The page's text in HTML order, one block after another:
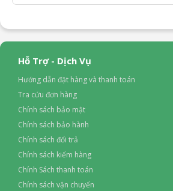
Hỗ Trợ - Dịch Vụ
Hướng dẫn đặt hàng và thanh toán
Tra cứu đơn hàng
Chính sách bảo mật
Chính sách bảo hành
Chính sách đổi trả
Chính sách kiểm hàng
Chính Sách thanh toán
Chính sách vận chuyển